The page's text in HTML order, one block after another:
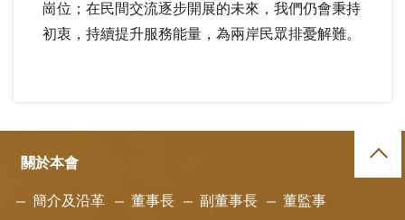
崗位；在民間交流逐步開展的未來，我們仍會秉持
初衷，持續提升服務能量，為兩岸民眾排憂解難。
關於本會
簡介及沿革 董事長 副董事長 董監事